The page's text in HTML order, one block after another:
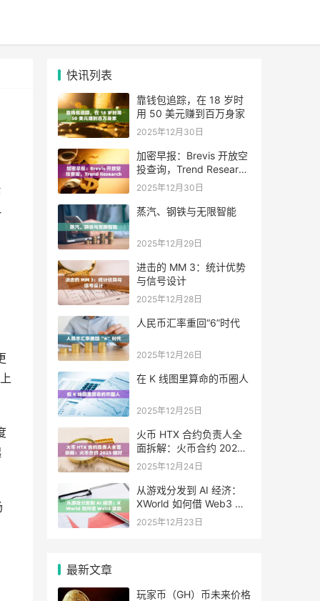
快讯列表
靠钱包追踪，在 18 岁时
用 50 美元赚到百万身家
2025年12月30日
加密早报：Brevis 开放空
投查询，Trend Research
单日增持超 4.6 万枚 ETH
2025年12月30日
蒸汽、钢铁与无限智能
2025年12月29日
进击的 MM 3：统计优势
与信号设计
2025年12月28日
人民币汇率重回“6”时代
2025年12月26日
在 K 线图里算命的币圈人
2025年12月25日
火币 HTX 合约负责人全
面拆解：火币合约 2025
做对了什么，又将走向哪
2025年12月24日
从游戏分发到 AI 经济：
XWorld 如何借 Web3 激
励之力重写价值分配？
2025年12月23日
最新文章
玩家币（GH）币未来价格